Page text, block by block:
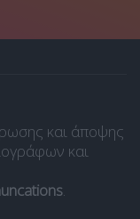
και άποψης
και
.